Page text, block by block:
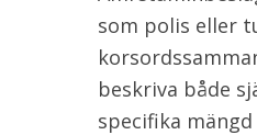
som polis eller
beskriva både
specifika